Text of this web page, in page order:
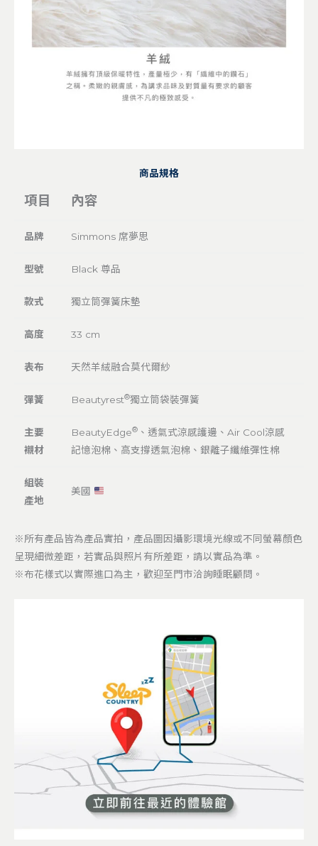
商品規格
項目 內容
品牌 Simmons 席夢思
型號 Black 尊品
款式 獨立筒彈簧床墊
高度 33 cm
表布 天然羊絨融合莫代爾紗
彈簧 Beautyrest®獨立筒袋裝彈簧
主要
襯材
BeautyEdge®、透氣式涼感護邊、Air Cool涼感
記憶泡棉、高支撐透氣泡棉、銀離子纖維彈性棉
組裝
產地
美國
※所有產品皆為產品實拍，產品圖因攝影環境光線或不同螢幕顏色
呈現細微差距，若實品與照片有所差距，請以實品為準。
※布花樣式以實際進口為主，歡迎至門市洽詢睡眠顧問。